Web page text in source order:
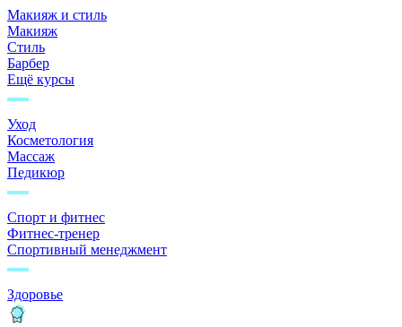
Макияж и стиль
Макияж
Стиль
Барбер
Ещё курсы
Уход
Косметология
Массаж
Педикюр
Спорт и фитнес
Фитнес-тренер
Спортивный менеджмент
Здоровье